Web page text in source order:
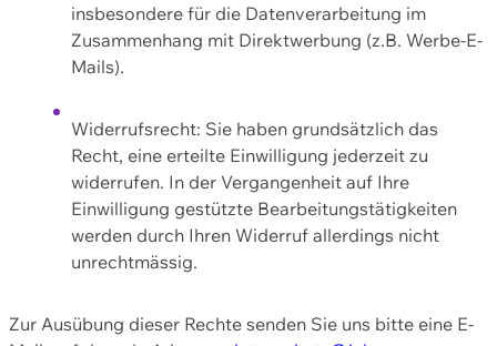
insbesondere für die Datenverarbeitung im
Zusammenhang mit Direktwerbung (z.B. Werbe-E-
Mails).
Widerrufsrecht: Sie haben grundsätzlich das
Recht, eine erteilte Einwilligung jederzeit zu
widerrufen. In der Vergangenheit auf Ihre
Einwilligung gestützte Bearbeitungstätigkeiten
werden durch Ihren Widerruf allerdings nicht
unrechtmässig.
Zur Ausübung dieser Rechte senden Sie uns bitte eine E-